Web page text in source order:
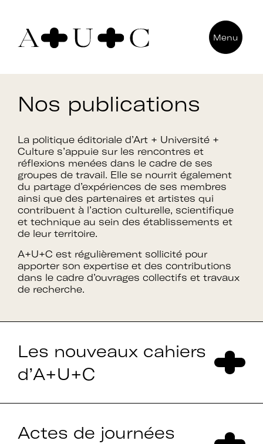
Pour nous contacter
200 avenue de la République
92000 Nanterre
Menu
Nos publications
La politique éditoriale d’Art + Université +
Culture s’appuie sur les rencontres et
réflexions menées dans le cadre de ses
groupes de travail. Elle se nourrit également
du partage d’expériences de ses membres
ainsi que des partenaires et artistes qui
contribuent à l’action culturelle, scientifique
et technique au sein des établissements et
de leur territoire.
A+U+C est régulièrement sollicité pour
apporter son expertise et des contributions
dans le cadre d’ouvrages collectifs et travaux
de recherche.
Les nouveaux cahiers
d’A+U+C
Actes de journées